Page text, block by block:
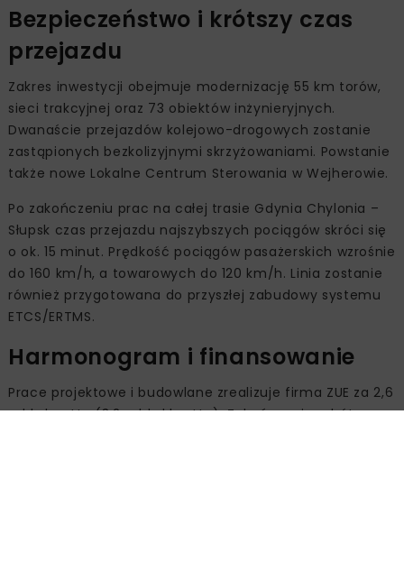
Bezpieczeństwo i krótszy czas
przejazdu
Zakres inwestycji obejmuje modernizację 55 km torów,
sieci trakcyjnej oraz 73 obiektów inżynieryjnych.
Dwanaście przejazdów kolejowo-drogowych zostanie
zastąpionych bezkolizyjnymi skrzyżowaniami. Powstanie
także nowe Lokal­ne Centrum Sterowania w Wejherowie.
Po zakończeniu prac na całej trasie Gdynia Chylonia –
Słupsk czas przejazdu najszybszych pociągów skróci się
o ok. 15 minut. Prędkość pociągów pasażerskich wzrośnie
do 160 km/h, a towarowych do 120 km/h. Linia zostanie
również przygotowana do przyszłej zabudowy systemu
ETCS/ERTMS.
Harmonogram i finansowanie
Prace projektowe i budowlane zrealizuje firma ZUE za 2,6
mld zł netto (3,2 mld zł brutto). Zakończenie robót